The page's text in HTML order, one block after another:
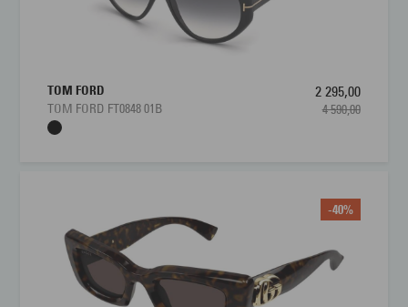
TOM FORD
TOM FORD FT0848 01B
2 295,00
4 590,00
-40%